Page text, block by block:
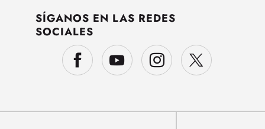
SÍGANOS EN LAS REDES
SOCIALES